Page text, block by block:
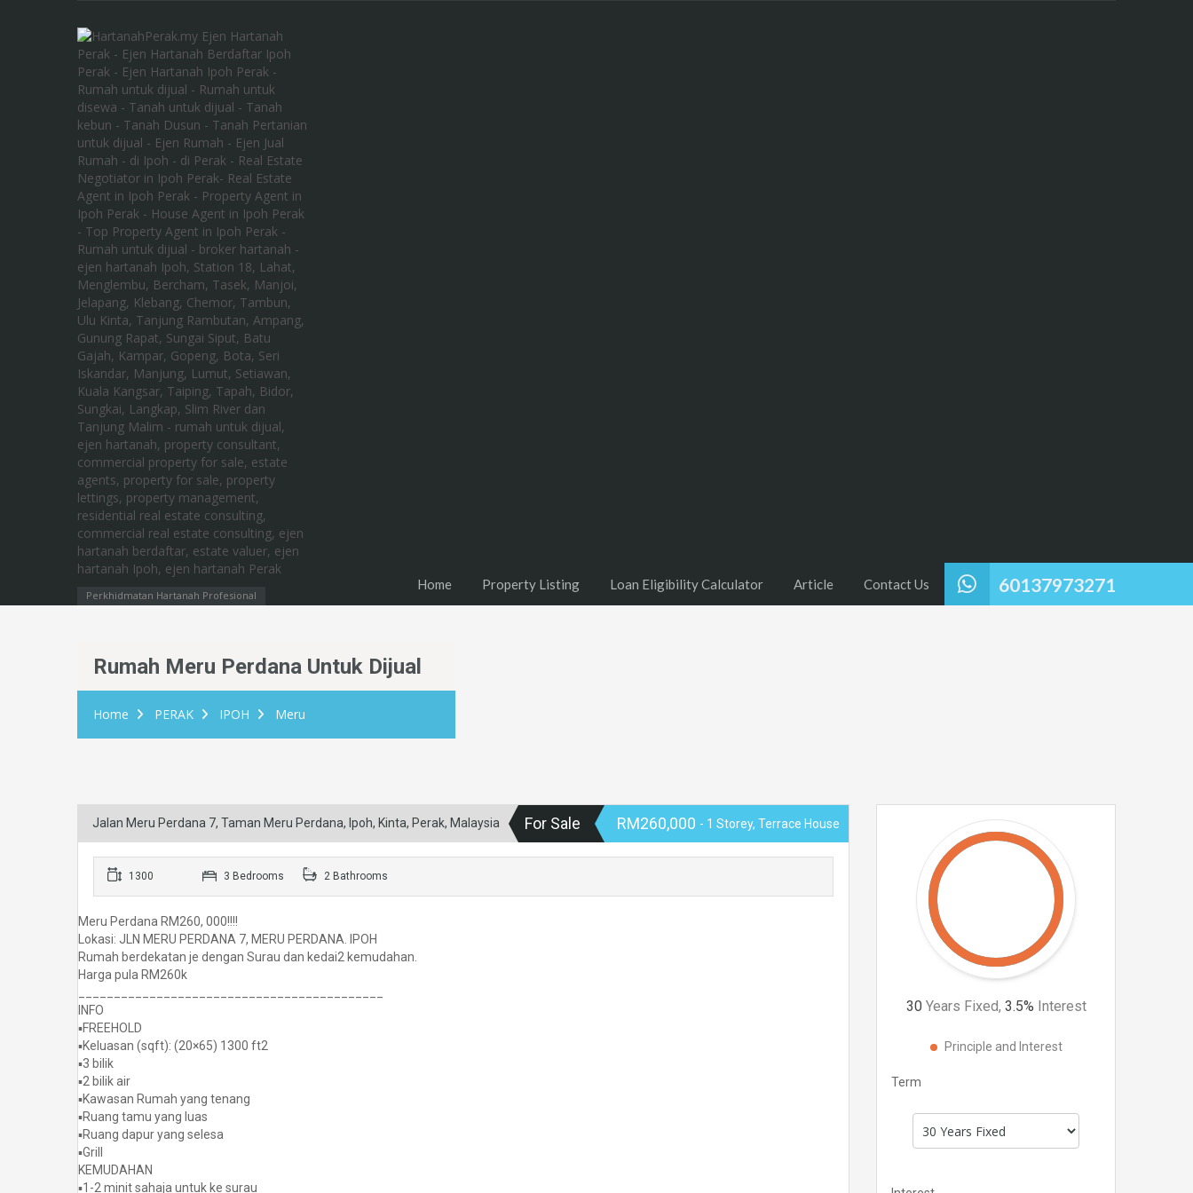
Perkhidmatan Hartanah Profesional 60137973271
Home Property Listing Loan Eligibility Calculator Article Contact Us
Rumah Meru Perdana Untuk Dijual
Home PERAK IPOH Meru
Jalan Meru Perdana 7, Taman Meru Perdana, Ipoh, Kinta, Perak, Malaysia For Sale RM260,000 - 1 Storey, Terrace House
1300 3 Bedrooms 2 Bathrooms
Meru Perdana RM260, 000!!!!
Lokasi: JLN MERU PERDANA 7, MERU PERDANA. IPOH
Rumah berdekatan je dengan Surau dan kedai2 kemudahan.
Harga pula RM260k
INFO
▪️FREEHOLD
▪️Keluasan (sqft): (20×65) 1300 ft2
▪️3 bilik
▪️2 bilik air
▪️Kawasan Rumah yang tenang
▪️Ruang tamu yang luas
▪️Ruang dapur yang selesa
▪️Grill
KEMUDAHAN
▪️1-2 minit sahaja untuk ke surau
30 Years Fixed, 3.5% Interest
Principle and Interest
Term